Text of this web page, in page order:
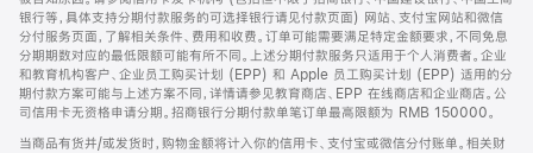
银行等，具体支持分期付款服务的可选择银行请见付款页面) 网站、支付宝网站和微信
分付服务页面，了解相关条件、费用和收费。订单可能需要满足特定金额要求，不同免息
分期期数对应的最低限额可能有所不同。上述分期付款服务只适用于个人消费者。企业
和教育机构客户、企业员工购买计划 (EPP) 和 Apple 员工购买计划 (EPP) 适用的分
期付款方案可能与上述方案不同，详情请参见教育商店、EPP 在线商店和企业商店。公
司信用卡无资格申请分期。招商银行分期付款单笔订单最高限额为 RMB 150000。
当商品有货并/或发货时，购物金额将计入你的信用卡、支付宝或微信分付账单。相关财